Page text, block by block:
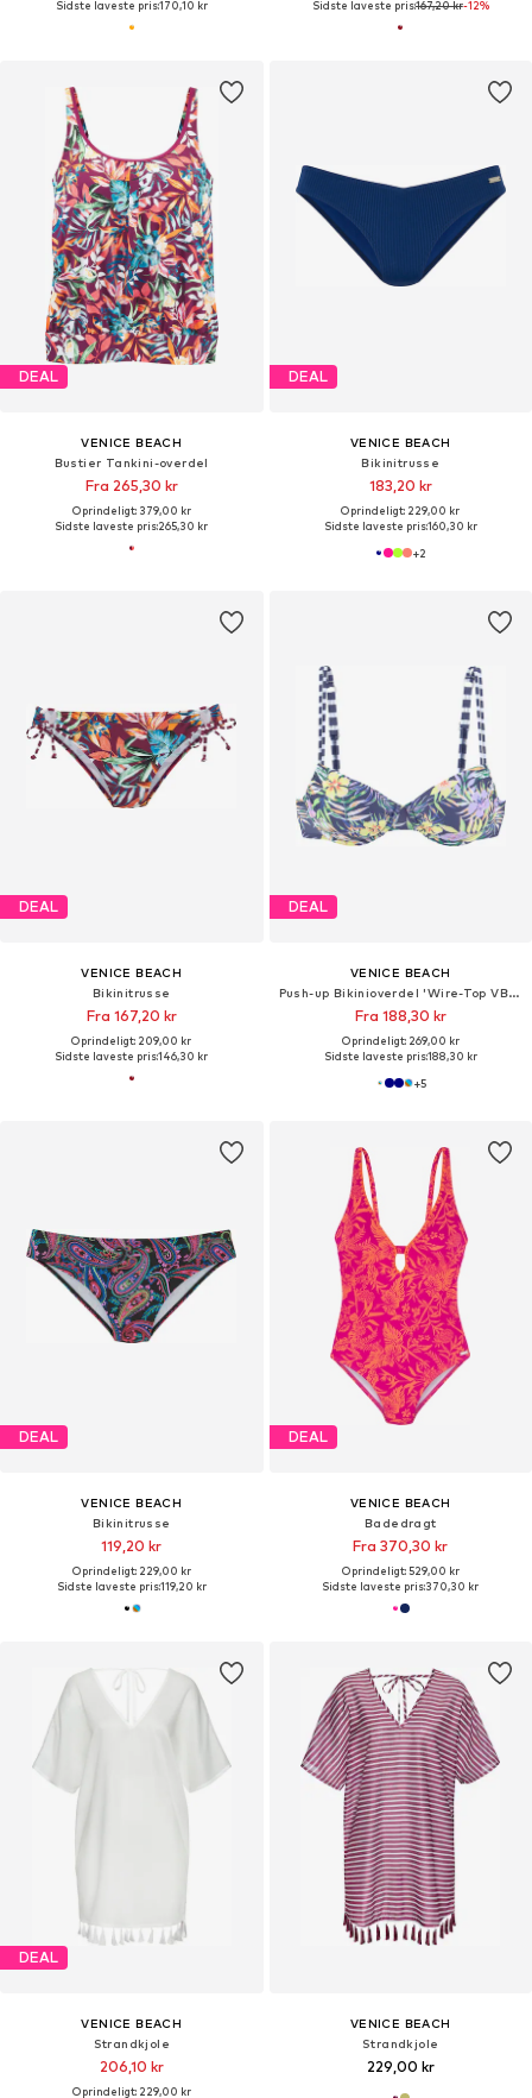
Sidste laveste pris:170,10 kr
Sidste laveste pris:167,20 kr-12%
DEAL
VENICE BEACH
Bustier Tankini-overdel
Fra 265,30 kr
Oprindeligt: 379,00 kr
Sidste laveste pris:265,30 kr
DEAL
VENICE BEACH
Bikinitrusse
183,20 kr
Oprindeligt: 229,00 kr
Sidste laveste pris:160,30 kr
+2
DEAL
VENICE BEACH
Bikinitrusse
Fra 167,20 kr
Oprindeligt: 209,00 kr
Sidste laveste pris:146,30 kr
DEAL
VENICE BEACH
Push-up Bikinioverdel 'Wire-Top VB Summer'
Fra 188,30 kr
Oprindeligt: 269,00 kr
Sidste laveste pris:188,30 kr
+5
DEAL
VENICE BEACH
Bikinitrusse
119,20 kr
Oprindeligt: 229,00 kr
Sidste laveste pris:119,20 kr
DEAL
VENICE BEACH
Badedragt
Fra 370,30 kr
Oprindeligt: 529,00 kr
Sidste laveste pris:370,30 kr
DEAL
VENICE BEACH
Strandkjole
206,10 kr
Oprindeligt: 229,00 kr
VENICE BEACH
Strandkjole
229,00 kr